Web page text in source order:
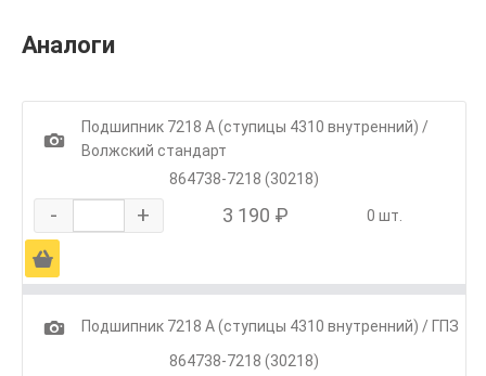
Аналоги
1
Подшипник 7218 А (ступицы 4310 внутренний) /
Волжский стандарт
864738-7218 (30218)
- + 3 190 ₽ 0 шт.
Ä
1
Подшипник 7218 А (ступицы 4310 внутренний) / ГПЗ
864738-7218 (30218)